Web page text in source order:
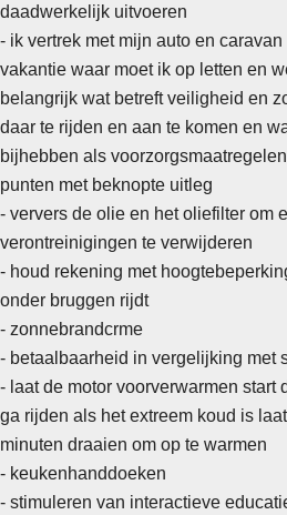
daadwerkelijk uitvoeren
- ik vertrek met mijn auto en
vakantie waar moet ik op letten en
belangrijk wat betreft veiligheid en
daar te rijden en aan te komen en
bijhebben als
punten met beknopte uitleg
- ververs de olie en het oliefilter om
verontreinigingen te verwijderen
- houd rekening met
onder bruggen rijdt
- zonnebrandcrme
- betaalbaarheid in vergelijking met
- laat de motor voorverwarmen start
ga rijden als het extreem koud is
minuten draaien om op te warmen
- keukenhanddoeken
- stimuleren van interactieve